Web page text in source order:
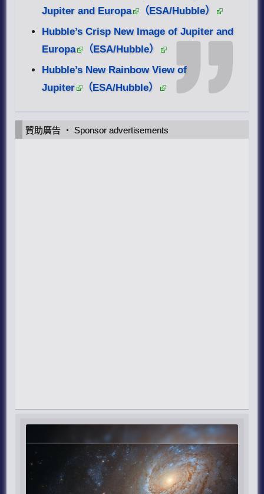
Jupiter and Europa
（ESA/Hubble）
Hubble’s Crisp New Image of Jupiter and
Europa
（ESA/Hubble）
Hubble’s New Rainbow View of
Jupiter
（ESA/Hubble）
贊助廣告 ‧ Sponsor advertisements